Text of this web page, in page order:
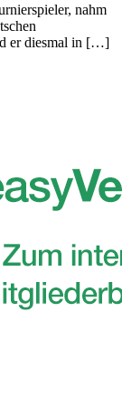
nahm
er diesmal in […]